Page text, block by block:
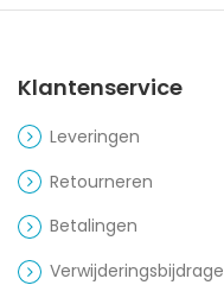
Klantenservice
Leveringen
Retourneren
Betalingen
Verwijderingsbijdrage